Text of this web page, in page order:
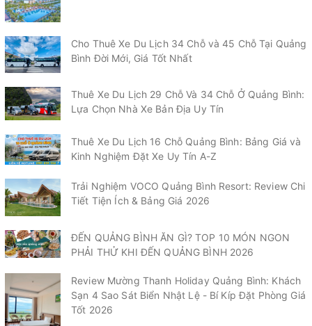
Cho Thuê Xe Du Lịch 34 Chỗ và 45 Chỗ Tại Quảng
Bình Đời Mới, Giá Tốt Nhất
Thuê Xe Du Lịch 29 Chỗ Và 34 Chỗ Ở Quảng Bình:
Lựa Chọn Nhà Xe Bản Địa Uy Tín
Thuê Xe Du Lịch 16 Chỗ Quảng Bình: Bảng Giá và
Kinh Nghiệm Đặt Xe Uy Tín A-Z
Trải Nghiệm VOCO Quảng Bình Resort: Review Chi
Tiết Tiện Ích & Bảng Giá 2026
ĐẾN QUẢNG BÌNH ĂN GÌ? TOP 10 MÓN NGON
PHẢI THỬ KHI ĐẾN QUẢNG BÌNH 2026
Review Mường Thanh Holiday Quảng Bình: Khách
Sạn 4 Sao Sát Biển Nhật Lệ - Bí Kíp Đặt Phòng Giá
Tốt 2026